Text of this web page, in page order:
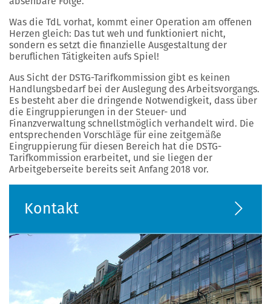
Was die TdL vorhat, kommt einer Operation am offenen
Herzen gleich: Das tut weh und funktioniert nicht,
sondern es setzt die finanzielle Ausgestaltung der
beruflichen Tätigkeiten aufs Spiel!
Aus Sicht der DSTG-Tarifkommission gibt es keinen
Handlungsbedarf bei der Auslegung des Arbeitsvorgangs.
Es besteht aber die dringende Notwendigkeit, dass über
die Eingruppierungen in der Steuer- und
Finanzverwaltung schnellstmöglich verhandelt wird. Die
entsprechenden Vorschläge für eine zeitgemäße
Eingruppierung für diesen Bereich hat die DSTG-
Tarifkommission erarbeitet, und sie liegen der
Arbeitgeberseite bereits seit Anfang 2018 vor.
Kontakt